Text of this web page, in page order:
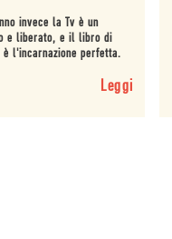
invece la Tv è un
e liberato, e il libro di
è l'incarnazione perfetta.
Leggi